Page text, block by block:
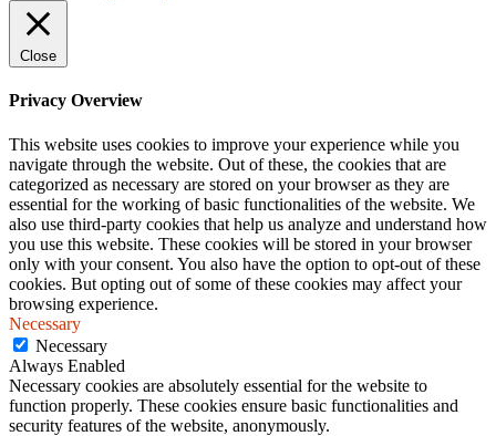
Close
Privacy Overview
This website uses cookies to improve your experience while you
navigate through the website. Out of these, the cookies that are
categorized as necessary are stored on your browser as they are
essential for the working of basic functionalities of the website. We
also use third-party cookies that help us analyze and understand how
you use this website. These cookies will be stored in your browser
only with your consent. You also have the option to opt-out of these
cookies. But opting out of some of these cookies may affect your
browsing experience.
Necessary
Necessary
Always Enabled
Necessary cookies are absolutely essential for the website to
function properly. These cookies ensure basic functionalities and
security features of the website, anonymously.